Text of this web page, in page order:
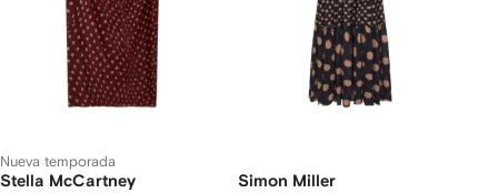
Nueva temporada
Stella McCartney Simon Miller